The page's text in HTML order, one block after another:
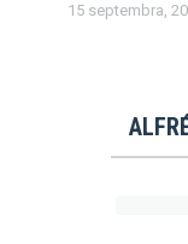
15 septembra,